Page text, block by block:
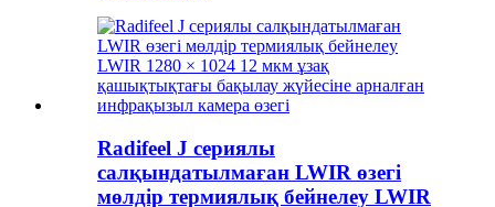
Radifeel J сериялы
салқындатылмаған LWIR өзегі
мөлдір термиялық бейнелеу LWIR